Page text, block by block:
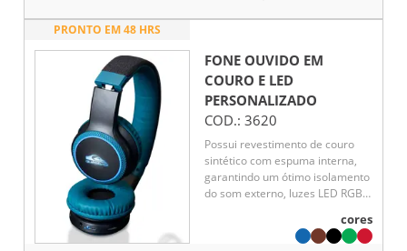
PRONTO EM 48 HRS
FONE OUVIDO EM
COURO E LED
PERSONALIZADO
COD.: 3620
Possui revestimento de couro
sintético com espuma interna,
garantindo um ótimo isolamento
do som externo, luzes LED RGB,
regulável, permitindo que o fone
seja guardado de maneira
cores